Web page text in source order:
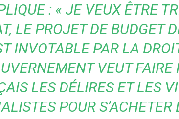
: « JE VEUX ÊTRE
LE PROJET DE BUDGET
INVOTABLE PAR LA
VEUT FAIRE
LES DÉLIRES ET LES
POUR S’ACHETER